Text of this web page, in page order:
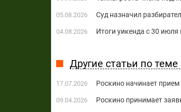
05.08.2026 Суд назначил
04.08.2026 Итоги уикенда с 30 июля
Другие статьи по
17.07.2026 Роскино начинает
09.04.2026 Роскино принимает